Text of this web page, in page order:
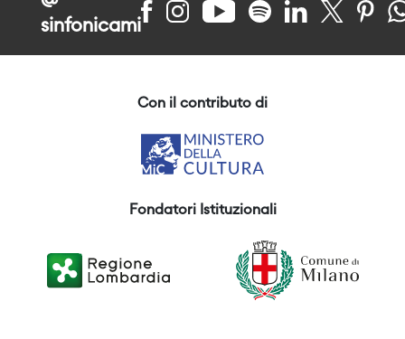
sinfonicami
Con il contributo di
Fondatori Istituzionali